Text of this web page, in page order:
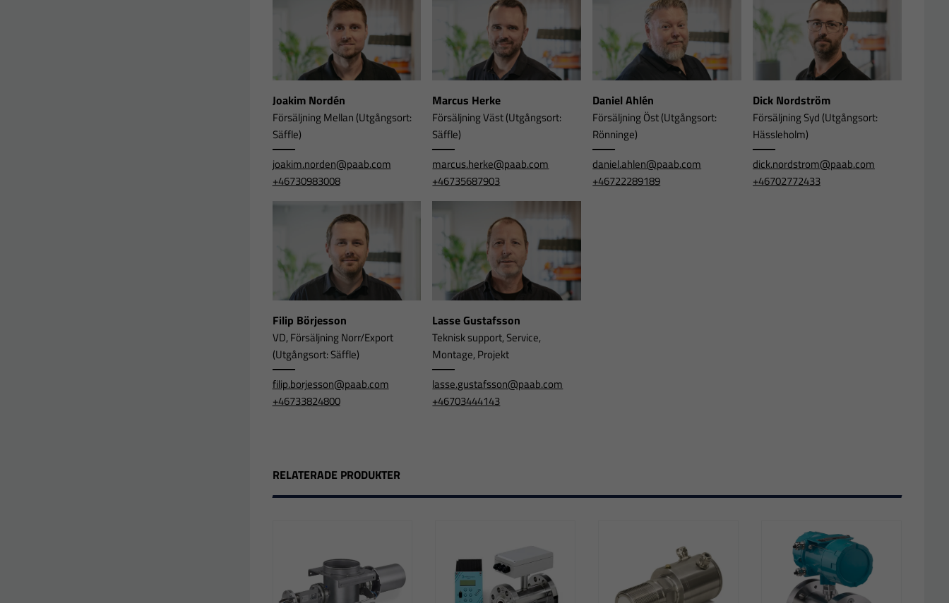
Joakim Nordén
Försäljning Mellan (Utgångsort:
Säffle)
joakim.norden@paab.com
+46730983008
Marcus Herke
Försäljning Väst (Utgångsort:
Säffle)
marcus.herke@paab.com
+46735687903
Daniel Ahlén
Försäljning Öst (Utgångsort:
Rönninge)
daniel.ahlen@paab.com
+46722289189
Dick Nordström
Försäljning Syd (Utgångsort:
Hässleholm)
dick.nordstrom@paab.com
+46702772433
Filip Börjesson
VD, Försäljning Norr/Export
(Utgångsort: Säffle)
filip.borjesson@paab.com
+46733824800
Lasse Gustafsson
Teknisk support, Service,
Montage, Projekt
lasse.gustafsson@paab.com
+46703444143
RELATERADE PRODUKTER